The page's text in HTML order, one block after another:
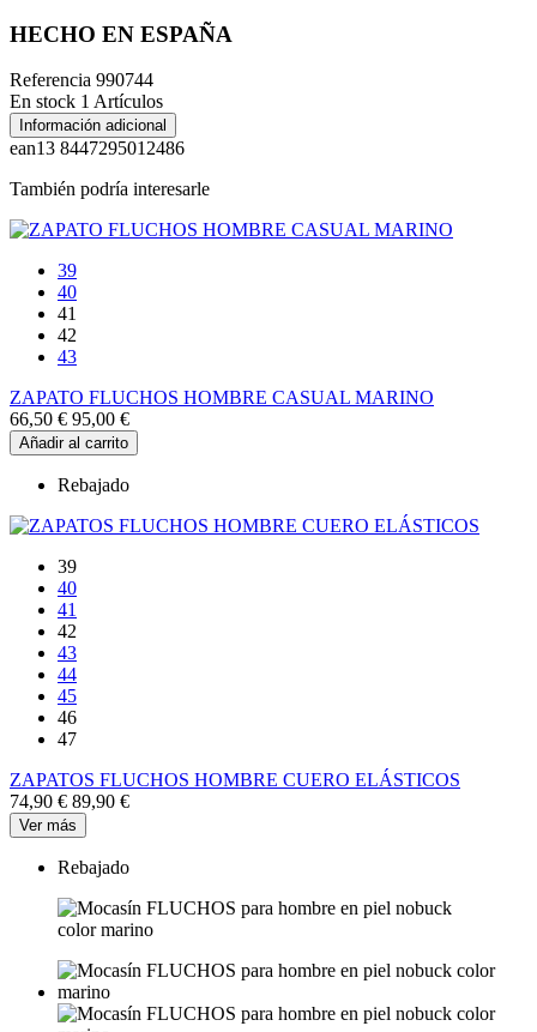
HECHO EN ESPAÑA
Referencia 990744
En stock 1 Artículos
Información adicional
ean13 8447295012486
También podría interesarle
39
40
41
42
43
ZAPATO FLUCHOS HOMBRE CASUAL MARINO
66,50 € 95,00 €
Añadir al carrito
Rebajado
39
40
41
42
43
44
45
46
47
ZAPATOS FLUCHOS HOMBRE CUERO ELÁSTICOS
74,90 € 89,90 €
Ver más
Rebajado